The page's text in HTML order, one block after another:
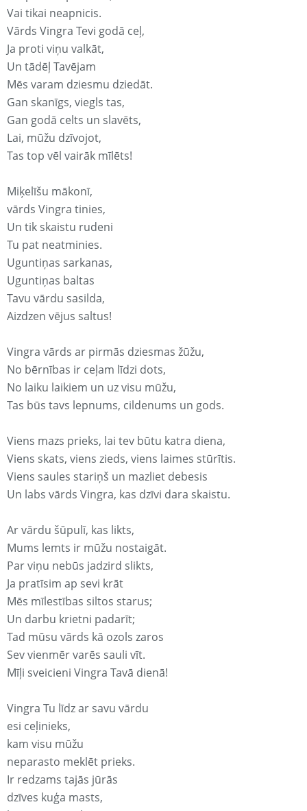
Vai tikai neapnicis.
Vārds Vingra Tevi godā ceļ,
Ja proti viņu valkāt,
Un tādēļ Tavējam
Mēs varam dziesmu dziedāt.
Gan skanīgs, viegls tas,
Gan godā celts un slavēts,
Lai, mūžu dzīvojot,
Tas top vēl vairāk mīlēts!
Miķelīšu mākonī,
vārds Vingra tinies,
Un tik skaistu rudeni
Tu pat neatminies.
Uguntiņas sarkanas,
Uguntiņas baltas
Tavu vārdu sasilda,
Aizdzen vējus saltus!
Vingra vārds ar pirmās dziesmas žūžu,
No bērnības ir ceļam līdzi dots,
No laiku laikiem un uz visu mūžu,
Tas būs tavs lepnums, cildenums un gods.
Viens mazs prieks, lai tev būtu katra diena,
Viens skats, viens zieds, viens laimes stūrītis.
Viens saules stariņš un mazliet debesis
Un labs vārds Vingra, kas dzīvi dara skaistu.
Ar vārdu šūpulī, kas likts,
Mums lemts ir mūžu nostaigāt.
Par viņu nebūs jadzird slikts,
Ja pratīsim ap sevi krāt
Mēs mīlestības siltos starus;
Un darbu krietni padarīt;
Tad mūsu vārds kā ozols zaros
Sev vienmēr varēs sauli vīt.
Mīļi sveicieni Vingra Tavā dienā!
Vingra Tu līdz ar savu vārdu
esi ceļinieks,
kam visu mūžu
neparasto meklēt prieks.
Ir redzams tajās jūrās
dzīves kuģa masts,